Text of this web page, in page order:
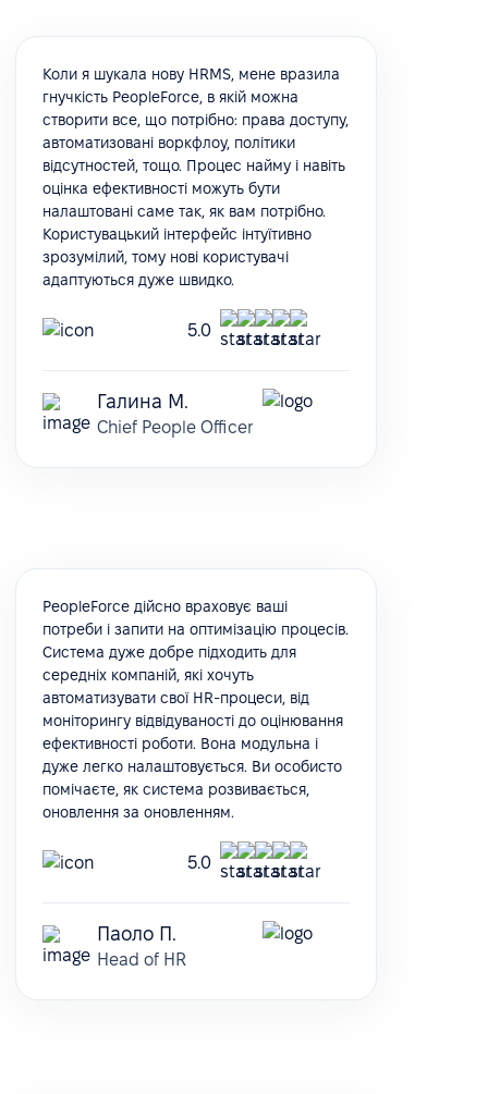
Коли я шукала нову HRMS, мене вразила
гнучкість PeopleForce, в якій можна
створити все, що потрібно: права доступу,
автоматизовані воркфлоу, політики
відсутностей, тощо. Процес найму і навіть
оцінка ефективності можуть бути
налаштовані саме так, як вам потрібно.
Користувацький інтерфейс інтуїтивно
зрозумілий, тому нові користувачі
адаптуються дуже швидко.
5.0
Галина М.
Chief People Officer
PeopleForce дійсно враховує ваші
потреби і запити на оптимізацію процесів.
Система дуже добре підходить для
середніх компаній, які хочуть
автоматизувати свої HR-процеси, від
моніторингу відвідуваності до оцінювання
ефективності роботи. Вона модульна і
дуже легко налаштовується. Ви особисто
помічаєте, як система розвивається,
оновлення за оновленням.
5.0
Паоло П.
Head of HR